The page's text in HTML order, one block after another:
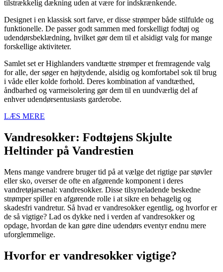
tilstrækkelig dækning uden at være for indskrænkende.
Designet i en klassisk sort farve, er disse strømper både stilfulde og
funktionelle. De passer godt sammen med forskelligt fodtøj og
udendørsbeklædning, hvilket gør dem til et alsidigt valg for mange
forskellige aktiviteter.
Samlet set er Highlanders vandtætte strømper et fremragende valg
for alle, der søger en højtydende, alsidig og komfortabel sok til brug
i våde eller kolde forhold. Deres kombination af vandtæthed,
åndbarhed og varmeisolering gør dem til en uundværlig del af
enhver udendørsentusiasts garderobe.
LÆS MERE
Vandresokker: Fodtøjens Skjulte
Heltinder på Vandrestien
Mens mange vandrere bruger tid på at vælge det rigtige par støvler
eller sko, overser de ofte en afgørende komponent i deres
vandretøjarsenal: vandresokker. Disse tilsyneladende beskedne
strømper spiller en afgørende rolle i at sikre en behagelig og
skadesfri vandretur. Så hvad er vandresokker egentlig, og hvorfor er
de så vigtige? Lad os dykke ned i verden af vandresokker og
opdage, hvordan de kan gøre dine udendørs eventyr endnu mere
uforglemmelige.
Hvorfor er vandresokker vigtige?